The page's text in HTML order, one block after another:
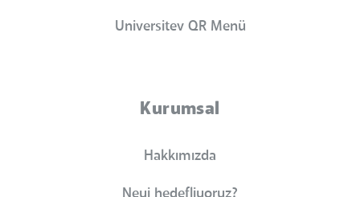
Universitev QR Menü
Kurumsal
Hakkımızda
Neyi hedefliyoruz?